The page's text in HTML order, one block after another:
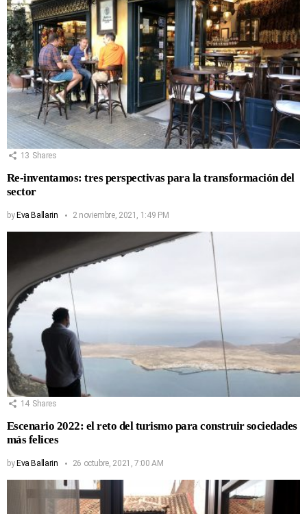
13 Shares
Re-inventamos: tres perspectivas para la transformación del
sector
by Eva Ballarin 2 noviembre, 2021, 1:49 PM
14 Shares
Escenario 2022: el reto del turismo para construir sociedades
más felices
byEva Ballarin 26 octubre, 2021, 7:00 AM